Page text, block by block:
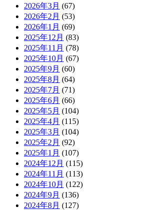
2026年3月 (67)
2026年2月 (53)
2026年1月 (69)
2025年12月 (83)
2025年11月 (78)
2025年10月 (67)
2025年9月 (60)
2025年8月 (64)
2025年7月 (71)
2025年6月 (66)
2025年5月 (104)
2025年4月 (115)
2025年3月 (104)
2025年2月 (92)
2025年1月 (107)
2024年12月 (115)
2024年11月 (113)
2024年10月 (122)
2024年9月 (136)
2024年8月 (127)